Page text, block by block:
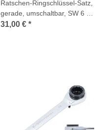
Ratschen-Ringschlüssel-Satz,
gerade, umschaltbar, SW 6 x
8 - 19 x 22 mm, 5-tlg.
31,00 € *